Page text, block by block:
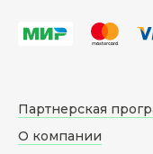
Партнерская
О компании